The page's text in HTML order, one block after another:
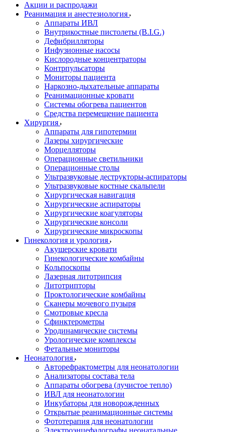
Акции и распродажи
Реанимация и анестезиология
Аппараты ИВЛ
Внутрикостные пистолеты (B.I.G.)
Дефибрилляторы
Инфузионные насосы
Кислородные концентраторы
Контрпульсаторы
Мониторы пациента
Наркозно-дыхательные аппараты
Реанимационные кровати
Системы обогрева пациентов
Средства перемещение пациента
Хирургия
Аппараты для гипотермии
Лазеры хирургические
Морцелляторы
Операционные светильники
Операционные столы
Ультразвуковые деструкторы-аспираторы
Ультразвуковые костные скальпели
Хирургическая навигация
Хирургические аспираторы
Хирургические коагуляторы
Хирургические консоли
Хирургические микроскопы
Гинекология и урология
Акушерские кровати
Гинекологические комбайны
Кольпоскопы
Лазерная литотрипсия
Литотрипторы
Проктологические комбайны
Сканеры мочевого пузыря
Смотровые кресла
Сфинктерометры
Уродинамические системы
Урологические комплексы
Фетальные мониторы
Неонатология
Авторефрактометры для неонатологии
Анализаторы состава тела
Аппараты обогрева (лучистое тепло)
ИВЛ для неонатологии
Инкубаторы для новорожденных
Открытые реанимационные системы
Фототерапия для неонатологии
Электроэнцефалографы неонатальные